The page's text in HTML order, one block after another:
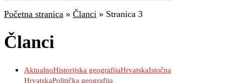
Početna stranica » Članci » Stranica 3
Članci
AktualnoHistorijska geografijaHrvatskaIstočna
HrvatskaPolitička geografija